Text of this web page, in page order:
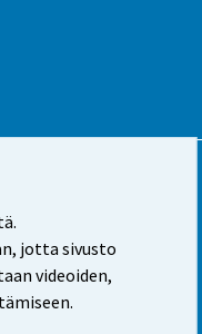
jotta sivusto
videoiden,